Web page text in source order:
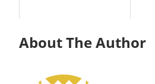
About The Author